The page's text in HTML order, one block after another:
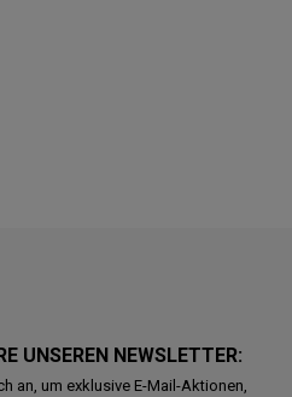
UNSEREN NEWSLETTER:
an, um exklusive E-Mail-Aktionen,